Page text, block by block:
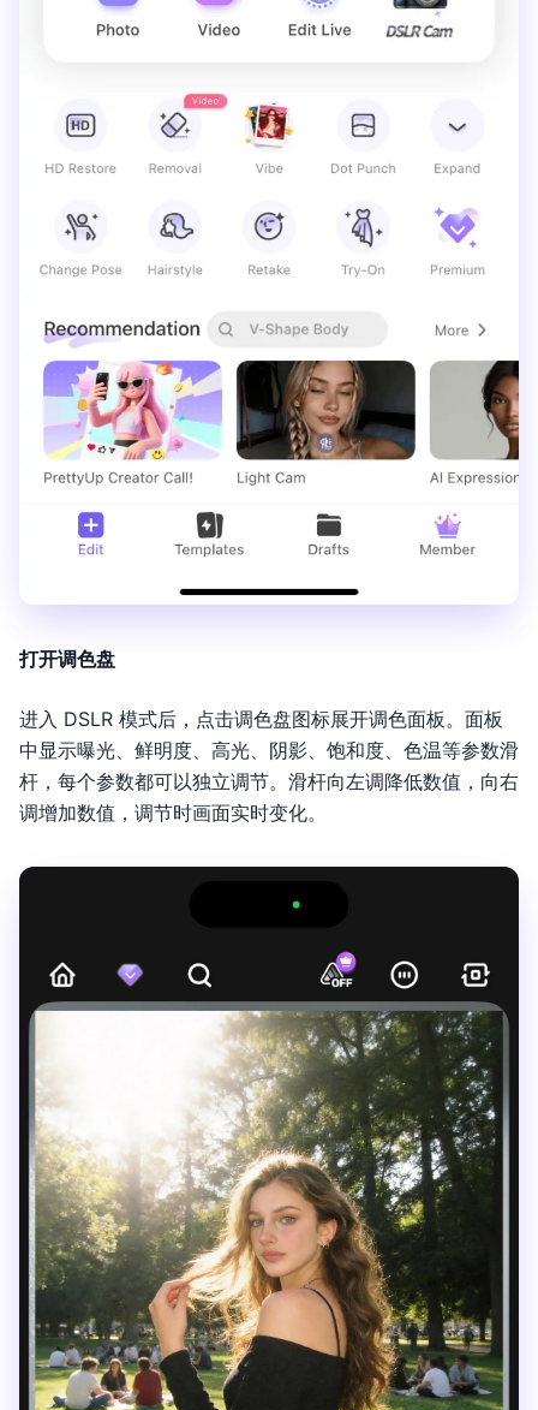
打开调色盘
进入 DSLR 模式后，点击调色盘图标展开调色面板。面板
中显示曝光、鲜明度、高光、阴影、饱和度、色温等参数滑
杆，每个参数都可以独立调节。滑杆向左调降低数值，向右
调增加数值，调节时画面实时变化。